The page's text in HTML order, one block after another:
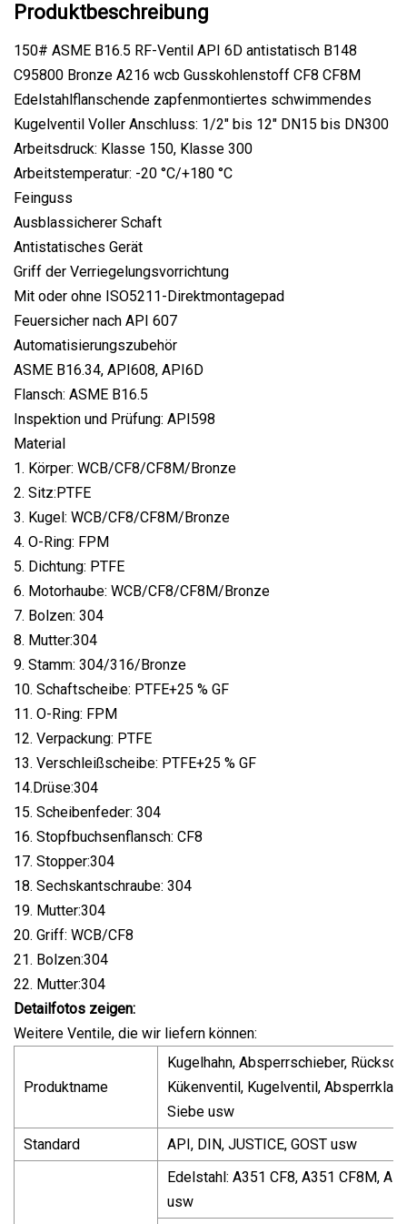
Produktbeschreibung
150# ASME B16.5 RF-Ventil API 6D antistatisch B148
C95800 Bronze A216 wcb Gusskohlenstoff CF8 CF8M
Edelstahlflanschende zapfenmontiertes schwimmendes
Kugelventil Voller Anschluss: 1/2" bis 12" DN15 bis DN300
Arbeitsdruck: Klasse 150, Klasse 300
Arbeitstemperatur: -20 °C/+180 °C
Feinguss
Ausblassicherer Schaft
Antistatisches Gerät
Griff der Verriegelungsvorrichtung
Mit oder ohne ISO5211-Direktmontagepad
Feuersicher nach API 607
Automatisierungszubehör
ASME B16.34, API608, API6D
Flansch: ASME B16.5
Inspektion und Prüfung: API598
Material
1. Körper: WCB/CF8/CF8M/Bronze
2. Sitz:PTFE
3. Kugel: WCB/CF8/CF8M/Bronze
4. O-Ring: FPM
5. Dichtung: PTFE
6. Motorhaube: WCB/CF8/CF8M/Bronze
7. Bolzen: 304
8. Mutter:304
9. Stamm: 304/316/Bronze
10. Schaftscheibe: PTFE+25 % GF
11. O-Ring: FPM
12. Verpackung: PTFE
13. Verschleißscheibe: PTFE+25 % GF
14.Drüse:304
15. Scheibenfeder: 304
16. Stopfbuchsenflansch: CF8
17. Stopper:304
18. Sechskantschraube: 304
19. Mutter:304
20. Griff: WCB/CF8
21. Bolzen:304
22. Mutter:304
Detailfotos zeigen:
Weitere Ventile, die wir liefern können:
Produktname
Kugelhahn, Absperrschieber,
Kükenventil, Kugelventil,
Siebe usw
Standard
API, DIN, JUSTICE, GOST usw
Edelstahl: A351 CF8, A351 CF8M,
usw